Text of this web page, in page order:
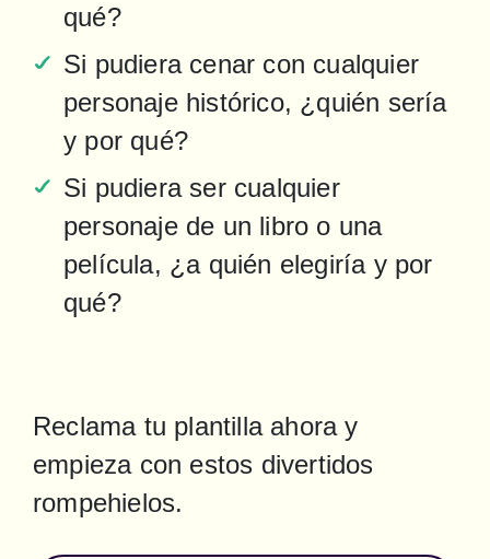
qué?
Si pudiera cenar con cualquier
personaje histórico, ¿quién sería
y por qué?
Si pudiera ser cualquier
personaje de un libro o una
película, ¿a quién elegiría y por
qué?
Reclama tu plantilla ahora y
empieza con estos divertidos
rompehielos.